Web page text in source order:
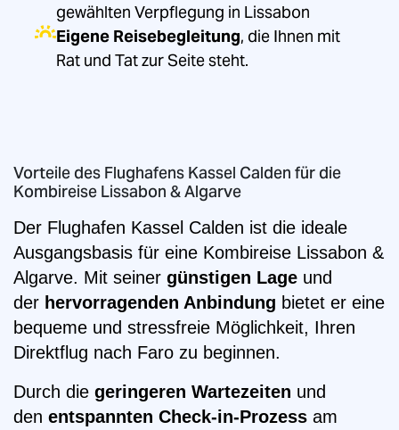
gewählten Verpflegung in Lissabon
Eigene Reisebegleitung, die Ihnen mit
Rat und Tat zur Seite steht.
Vorteile des Flughafens Kassel Calden für die
Kombireise Lissabon & Algarve
Der Flughafen Kassel Calden ist die ideale
Ausgangsbasis für eine Kombireise Lissabon &
Algarve. Mit seiner günstigen Lage und
der hervorragenden Anbindung bietet er eine
bequeme und stressfreie Möglichkeit, Ihren
Direktflug nach Faro zu beginnen.
Durch die geringeren Wartezeiten und
den entspannten Check-in-Prozess am